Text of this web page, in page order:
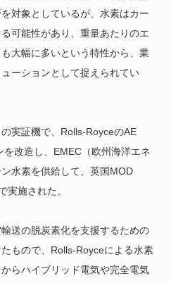
対象としているが、水素はカー
可能性があり、重量あたりのエ
大幅に多いという特性から、業
ーションとして捉えられてい
実証機で、Rolls-RoyceのAE
改造し、EMEC（欧州海洋エネ
水素を供給して、英国MOD
実施された。
送の脱炭素化を支援するための
もので、Rolls-Royceによる水素
らハイブリッド電気や完全電気